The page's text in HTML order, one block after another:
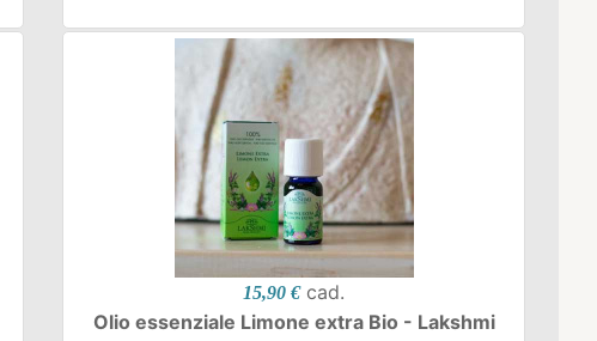
15,90 € cad.
Olio essenziale Limone extra Bio - Lakshmi